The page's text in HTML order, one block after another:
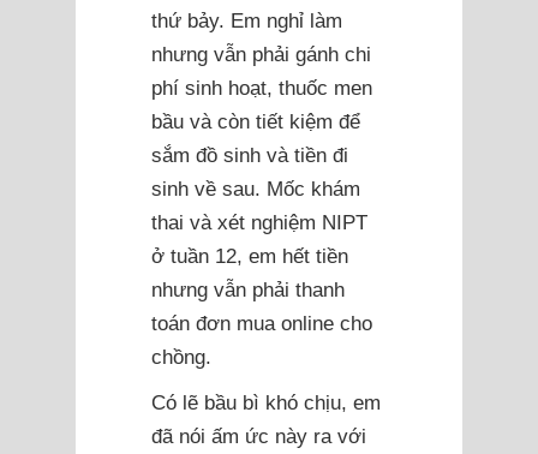
thứ bảy. Em nghỉ làm
nhưng vẫn phải gánh chi
phí sinh hoạt, thuốc men
bầu và còn tiết kiệm để
sắm đồ sinh và tiền đi
sinh về sau. Mốc khám
thai và xét nghiệm NIPT
ở tuần 12, em hết tiền
nhưng vẫn phải thanh
toán đơn mua online cho
chồng.
Có lẽ bầu bì khó chịu, em
đã nói ấm ức này ra với